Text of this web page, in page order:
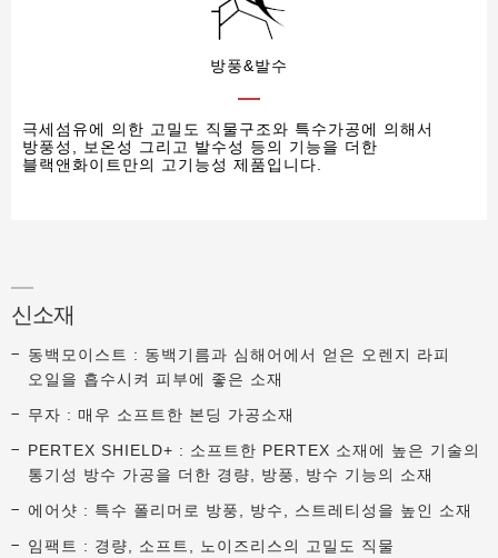
방풍&발수
극세섬유에 의한 고밀도 직물구조와 특수가공에 의해서
방풍성, 보온성 그리고 발수성 등의 기능을 더한
블랙앤화이트만의 고기능성 제품입니다.
신소재
동백모이스트 : 동백기름과 심해어에서 얻은 오렌지 라피
오일을 흡수시켜 피부에 좋은 소재
무자 : 매우 소프트한 본딩 가공소재
PERTEX SHIELD+ : 소프트한 PERTEX 소재에 높은 기술의
통기성 방수 가공을 더한 경량, 방풍, 방수 기능의 소재
에어샷 : 특수 폴리머로 방풍, 방수, 스트레티성을 높인 소재
임팩트 : 경량, 소프트, 노이즈리스의 고밀도 직물